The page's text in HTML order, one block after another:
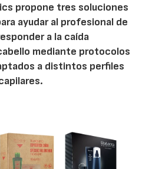
propone tres soluciones
ayudar al profesional de
a la caída
mediante protocolos
a distintos perfiles